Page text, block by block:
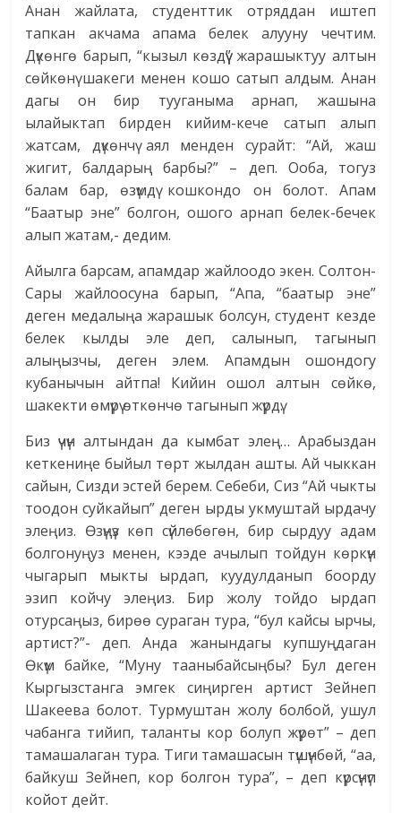
Анан жайлата, студенттик отряддан иштеп
тапкан акчама апама белек алууну чечтим.
Дүкөнгө барып, “кызыл көздүү” жарашыктуу алтын
сөйкөнү шакеги менен кошо сатып алдым. Анан
дагы он бир тууганыма арнап, жашына
ылайыктап бирден кийим-кече сатып алып
жатсам, дүкөнчү аял менден сурайт: “Ай, жаш
жигит, балдарың барбы?” – деп. Ооба, тогуз
балам бар, өзүмдү кошкондо он болот. Апам
“Баатыр эне” болгон, ошого арнап белек-бечек
алып жатам,- дедим.
Айылга барсам, апамдар жайлоодо экен. Солтон-
Сары жайлоосуна барып, “Апа, “баатыр эне”
деген медалыңа жарашык болсун, студент кезде
белек кылды эле деп, салынып, тагынып
алыңызчы, деген элем. Апамдын ошондогу
кубанычын айтпа! Кийин ошол алтын сөйкө,
шакекти өмүрү өткөнчө тагынып жүрдү.
Биз үчүн алтындан да кымбат элең… Арабыздан
кеткениңе быйыл төрт жылдан ашты. Ай чыккан
сайын, Сизди эстей берем. Себеби, Сиз “Ай чыкты
тоодон суйкайып” деген ырды укмуштай ырдачу
элеңиз. Өзүңүз көп сүйлөбөгөн, бир сырдуу адам
болгонуңуз менен, кээде ачылып тойдун көркүн
чыгарып мыкты ырдап, куудулданып боорду
эзип койчу элеңиз. Бир жолу тойдо ырдап
отурсаңыз, бирөө сураган тура, “бул кайсы ырчы,
артист?”- деп. Анда жанындагы купшуңдаган
Өкүм байке, “Муну тааныбайсыңбы? Бул деген
Кыргызстанга эмгек сиңирген артист Зейнеп
Шакеева болот. Турмуштан жолу болбой, ушул
чабанга тийип, таланты кор болуп жүрөт” – деп
тамашалаган тура. Тиги тамашасын түшүнбөй, “аа,
байкуш Зейнеп, кор болгон тура”, – деп күрсүнүп
койот дейт.